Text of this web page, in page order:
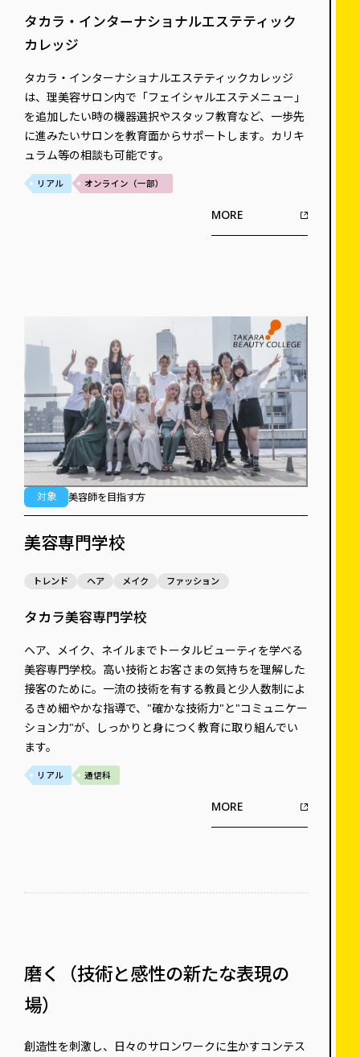
タカラ・インターナショナルエステティック
カレッジ
タカラ・インターナショナルエステティックカレッジ
は、理美容サロン内で「フェイシャルエステメニュー」
を追加したい時の機器選択やスタッフ教育など、一歩先
に進みたいサロンを教育面からサポートします。カリキ
ュラム等の相談も可能です。
リアル オンライン（一部）
MORE
対象 美容師を目指す方
美容専門学校
トレンド ヘア メイク ファッション
タカラ美容専門学校
ヘア、メイク、ネイルまでトータルビューティを学べる
美容専門学校。高い技術とお客さまの気持ちを理解した
接客のために。一流の技術を有する教員と少人数制によ
るきめ細やかな指導で、"確かな技術力"と"コミュニケー
ション力"が、しっかりと身につく教育に取り組んでい
ます。
リアル 通信科
MORE
磨く（技術と感性の新たな表現の
場）
創造性を刺激し、日々のサロンワークに生かすコンテス